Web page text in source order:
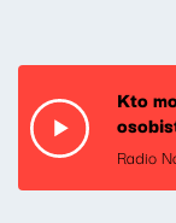
Kto
Radio